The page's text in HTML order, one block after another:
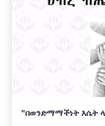
"በወንድማማችነት እሴት